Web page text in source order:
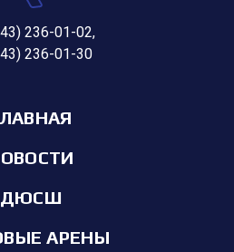
236-01-02,
236-01-30
ДЮСШ
АРЕНЫ